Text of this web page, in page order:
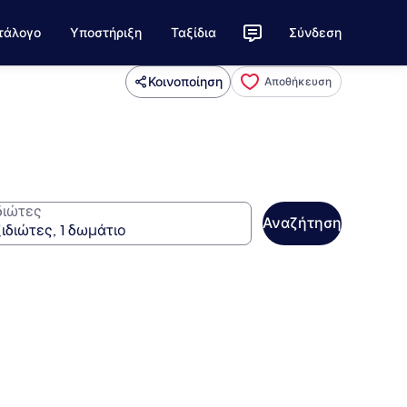
Υποστήριξη Ταξίδια Σύνδεση
Κοινοποίηση Αποθήκευση
Αναζήτηση